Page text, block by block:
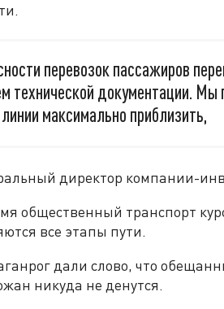
перевозок пассажиров
технической документации. Мы
максимально приблизить,
директор компании-
общественный транспорт
все этапы пути.
дали слово, что
никуда не денутся.